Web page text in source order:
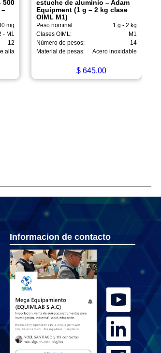
500
–
mg
- M1
12
alta
estuche de aluminio – Adam
Equipment (1 g – 2 kg clase
OIML M1)
Peso nominal:
1 g - 2 kg
Clases OIML:
M1
Número de pesos:
14
Material de pesas:
Acero inoxidable
$ 645.00
Informacion de contacto